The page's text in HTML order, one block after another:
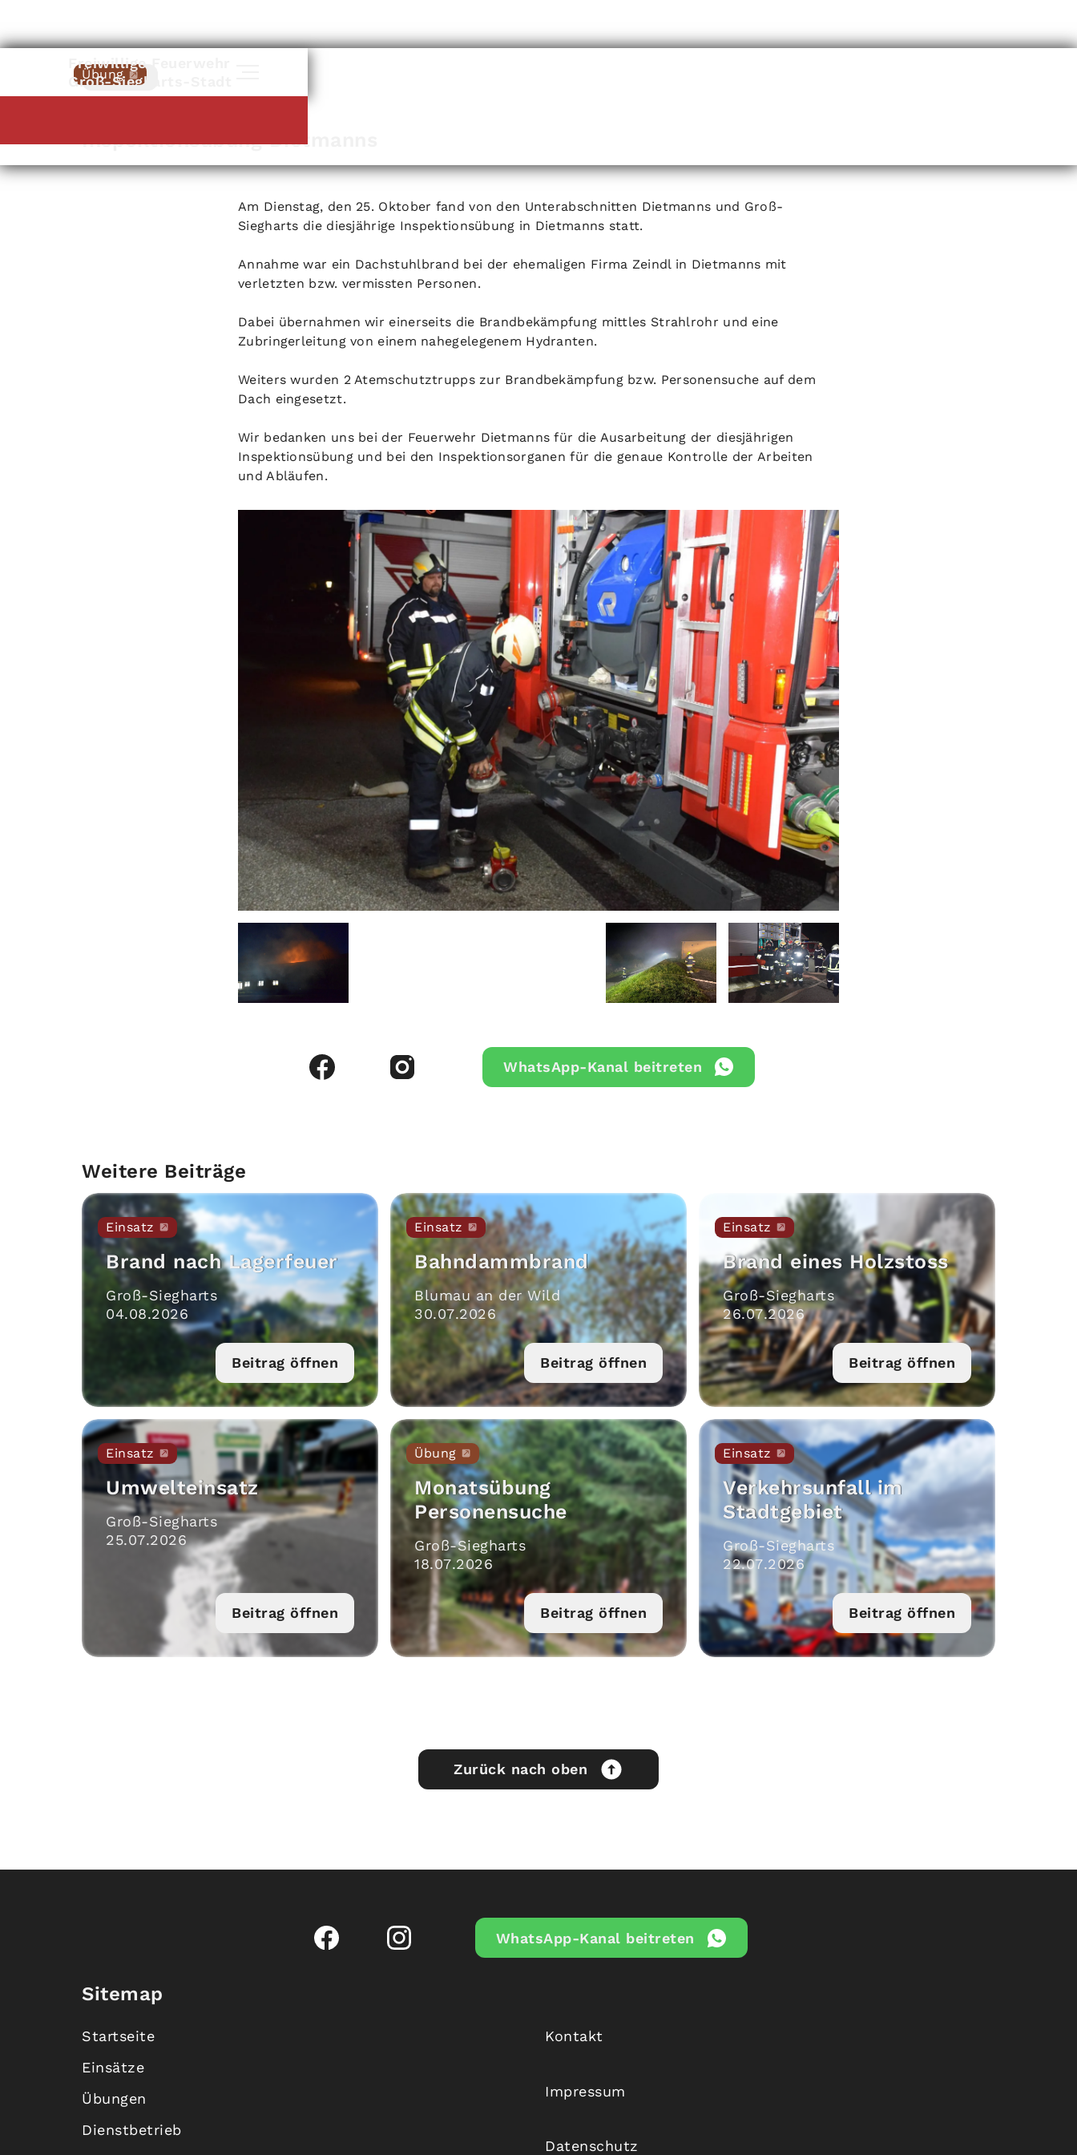
Freiwillige Feuerwehr
Groß-Siegharts-Stadt
Übung
Inspektionsübung Dietmanns
Zurück
Am Dienstag, den 25. Oktober fand von den Unterabschnitten Dietmanns und Groß-
Siegharts die diesjährige Inspektionsübung in Dietmanns statt.
Annahme war ein Dachstuhlbrand bei der ehemaligen Firma Zeindl in Dietmanns mit
verletzten bzw. vermissten Personen.
Dabei übernahmen wir einerseits die Brandbekämpfung mittles Strahlrohr und eine
Zubringerleitung von einem nahegelegenem Hydranten.
Weiters wurden 2 Atemschutztrupps zur Brandbekämpfung bzw. Personensuche auf dem
Dach eingesetzt.
Wir bedanken uns bei der Feuerwehr Dietmanns für die Ausarbeitung der diesjährigen
Inspektionsübung und bei den Inspektionsorganen für die genaue Kontrolle der Arbeiten
und Abläufen.
WhatsApp-Kanal beitreten
Weitere Beiträge
Einsatz
Brand nach Lagerfeuer
Groß-Siegharts
04.08.2026
Beitrag öffnen
Einsatz
Bahndammbrand
Blumau an der Wild
30.07.2026
Beitrag öffnen
Einsatz
Brand eines Holzstoss
Groß-Siegharts
26.07.2026
Beitrag öffnen
Einsatz
Umwelteinsatz
Groß-Siegharts
25.07.2026
Beitrag öffnen
Übung
Monatsübung
Personensuche
Groß-Siegharts
18.07.2026
Beitrag öffnen
Einsatz
Verkehrsunfall im
Stadtgebiet
Groß-Siegharts
22.07.2026
Beitrag öffnen
Zurück nach oben
WhatsApp-Kanal beitreten
Sitemap
Startseite
Einsätze
Übungen
Dienstbetrieb
Kontakt
Impressum
Datenschutz